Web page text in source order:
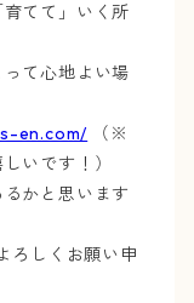
てて」いく所
て心地よい場
en.com/ （※
いです！）
かと思います
ろしくお願い申